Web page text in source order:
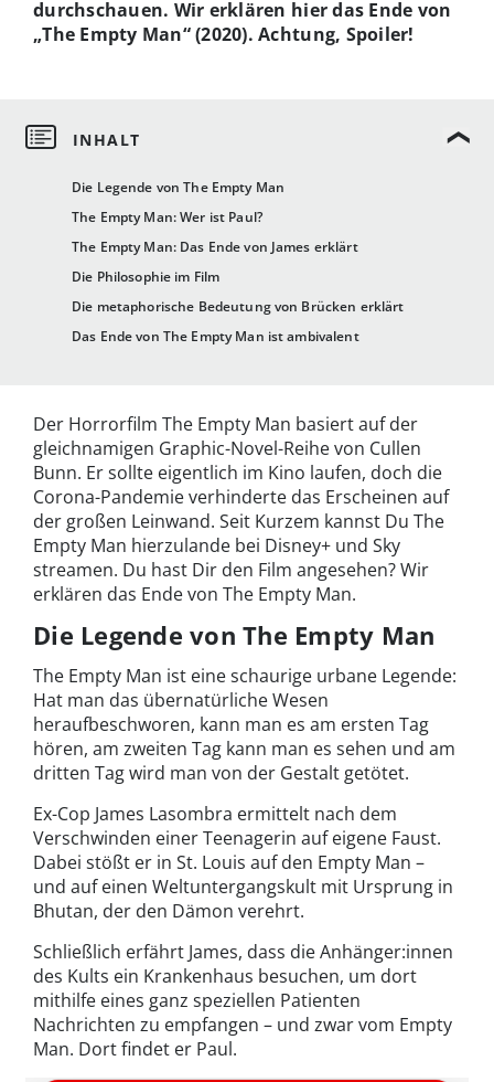
Die Legende von The Empty Man
The Empty Man: Wer ist Paul?
The Empty Man: Das Ende von James erklärt
Die Philosophie im Film
Die metaphorische Bedeutung von Brücken erklärt
Das Ende von The Empty Man ist ambivalent
durchschauen. Wir erklären hier das Ende von
„The Empty Man“ (2020). Achtung, Spoiler!
Der Horrorfilm The Empty Man basiert auf der
gleichnamigen Graphic-Novel-Reihe von Cullen
Bunn. Er sollte eigentlich im Kino laufen, doch die
Corona-Pandemie verhinderte das Erscheinen auf
der großen Leinwand. Seit Kurzem kannst Du The
Empty Man hierzulande bei Disney+ und Sky
streamen. Du hast Dir den Film angesehen? Wir
erklären das Ende von The Empty Man.
Die Legende von The Empty Man
The Empty Man ist eine schaurige urbane Legende:
Hat man das übernatürliche Wesen
heraufbeschworen, kann man es am ersten Tag
hören, am zweiten Tag kann man es sehen und am
dritten Tag wird man von der Gestalt getötet.
Ex-Cop James Lasombra ermittelt nach dem
Verschwinden einer Teenagerin auf eigene Faust.
Dabei stößt er in St. Louis auf den Empty Man –
und auf einen Weltuntergangskult mit Ursprung in
Bhutan, der den Dämon verehrt.
Schließlich erfährt James, dass die Anhänger:innen
des Kults ein Krankenhaus besuchen, um dort
mithilfe eines ganz speziellen Patienten
Nachrichten zu empfangen – und zwar vom Empty
Man. Dort findet er Paul.